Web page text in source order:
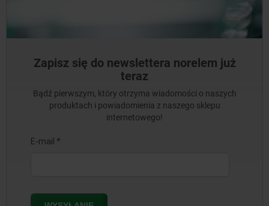
Zapisz się do newslettera norelem już
teraz
Bądź pierwszym, który otrzyma wiadomości o naszych
produktach i powiadomienia z naszego sklepu
internetowego!